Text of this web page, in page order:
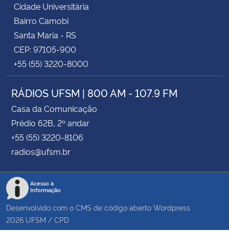
Cidade Universitária
Bairro Camobi
Santa Maria - RS
CEP: 97105-900
+55 (55) 3220-8000
RÁDIOS UFSM | 800 AM - 107.9 FM
Casa da Comunicação
Prédio 62B, 2º andar
+55 (55) 3220-8106
radios@ufsm.br
Acesso à
Informação
Desenvolvido com o CMS de código aberto Wordpress
2026 UFSM / CPD